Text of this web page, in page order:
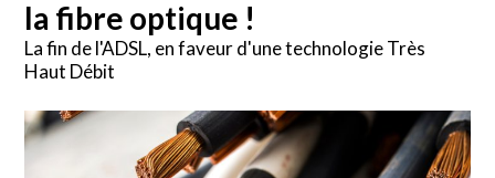
la fibre optique !
La fin de l'ADSL, en faveur d'une technologie Très
Haut Débit